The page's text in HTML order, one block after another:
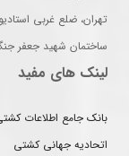
تهران، ضلع غربی
ساختمان شهید جعفر
لینک های مفید
بانک جامع اطلاعات
اتحادیه جهانی کشتی